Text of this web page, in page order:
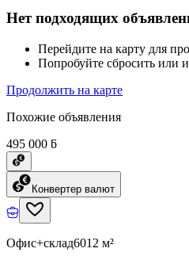
Нет подходящих
Перейдите на карту для
Попробуйте сбросить или
Продолжить на карте
Похожие объявления
495 000 ƃ
Конвертер валют
Офис+склад6012 м²